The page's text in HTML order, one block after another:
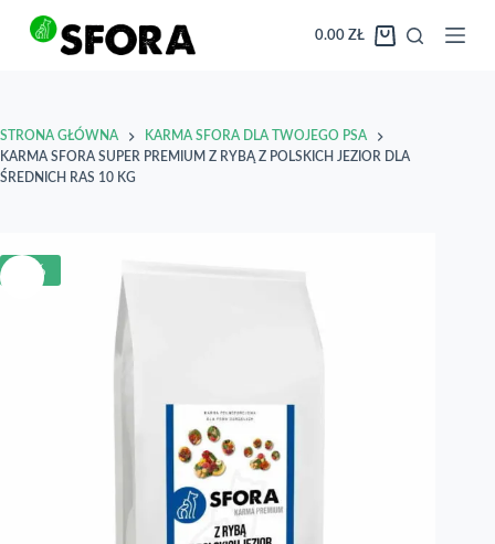
Koszyk
0.00 ZŁ
STRONA GŁÓWNA
KARMA SFORA DLA TWOJEGO PSA
KARMA SFORA SUPER PREMIUM Z RYBĄ Z POLSKICH JEZIOR DLA
ŚREDNICH RAS 10 KG
-7%